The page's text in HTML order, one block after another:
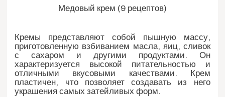
Медовый крем (9 рецептов)
Кремы представляют собой пышную массу,
приготовленную взбиванием масла, яиц, сливок
с сахаром и другими продуктами. Он
характеризуется высокой питательностью и
отличными вкусовыми качествами. Крем
пластичен, что позволяет создавать из него
украшения самых затейливых форм.